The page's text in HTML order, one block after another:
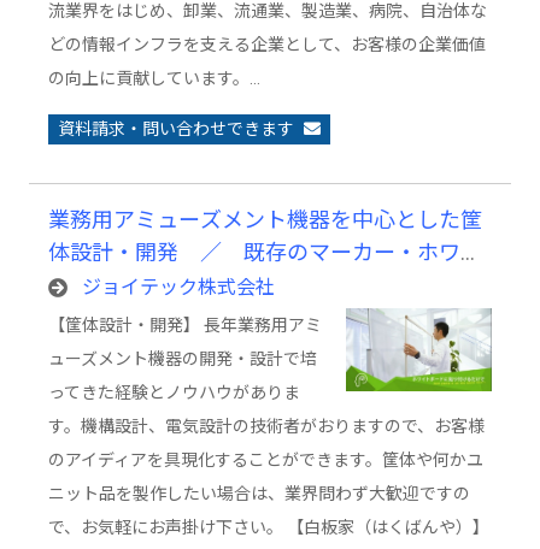
流業界をはじめ、卸業、流通業、製造業、病院、自治体な
どの情報インフラを支える企業として、お客様の企業価値
の向上に貢献しています。…
資料請求・問い合わせできます
業務用アミューズメント機器を中心とした筐
体設計・開発 ／ 既存のマーカー・ホワイ
トボードをそのまま使用できる電子黒板「白
板家」
ジョイテック株式会社
【筐体設計・開発】 長年業務用アミ
ューズメント機器の開発・設計で培
ってきた経験とノウハウがありま
す。機構設計、電気設計の技術者がおりますので、お客様
のアイディアを具現化することができます。筐体や何かユ
ニット品を製作したい場合は、業界問わず大歓迎ですの
で、お気軽にお声掛け下さい。 【白板家（はくばんや）】